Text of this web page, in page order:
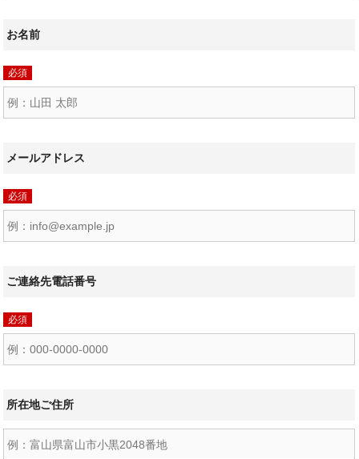
お名前
必須
メールアドレス
必須
ご連絡先電話番号
必須
所在地ご住所